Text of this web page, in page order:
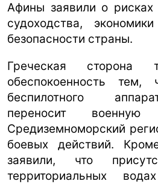
Афины заявили о рисках
судоходства,
безопасности страны.
Греческая сторона
обеспокоенность тем,
беспилотного
переносит
Средиземноморский
боевых действий.
заявили, что
территориальных